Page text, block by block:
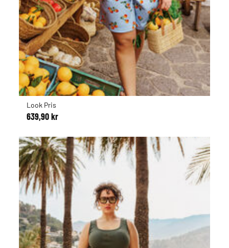
Look Pris
639,90 kr